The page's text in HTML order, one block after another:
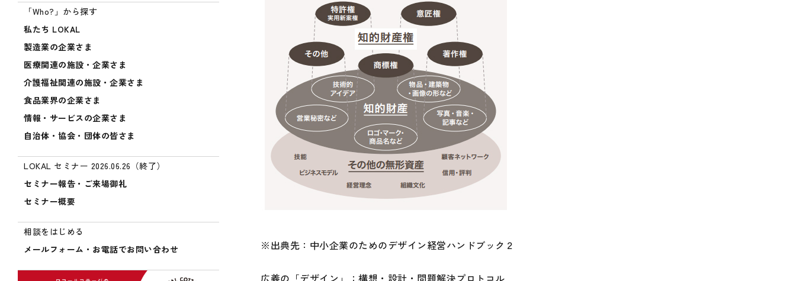
「Who?」から探す
私たち LOKAL
製造業の企業さま
医療関連の施設・企業さま
介護福祉関連の施設・企業さま
食品業界の企業さま
情報・サービスの企業さま
自治体・協会・団体の皆さま
LOKAL セミナー 2026.06.26（終了）
セミナー報告・ご来場御礼
セミナー概要
相談をはじめる
メールフォーム・お電話でお問い合わせ
※出典先：中小企業のためのデザイン経営ハンドブック２
広義の「デザイン」：構想・設計・問題解決プロトコル